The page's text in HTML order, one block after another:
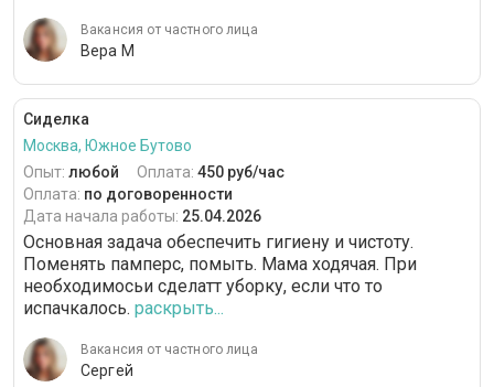
Вакансия от частного лица
Вера М
Сиделка
Москва, Южное Бутово
Опыт: любой Оплата: 450 руб/час
Оплата: по договоренности
Дата начала работы: 25.04.2026
Основная задача обеспечить гигиену и чистоту.
Поменять памперс, помыть. Мама ходячая. При
необходимосьи сделатт уборку, если что то
испачкалось. раскрыть...
Вакансия от частного лица
Сергей